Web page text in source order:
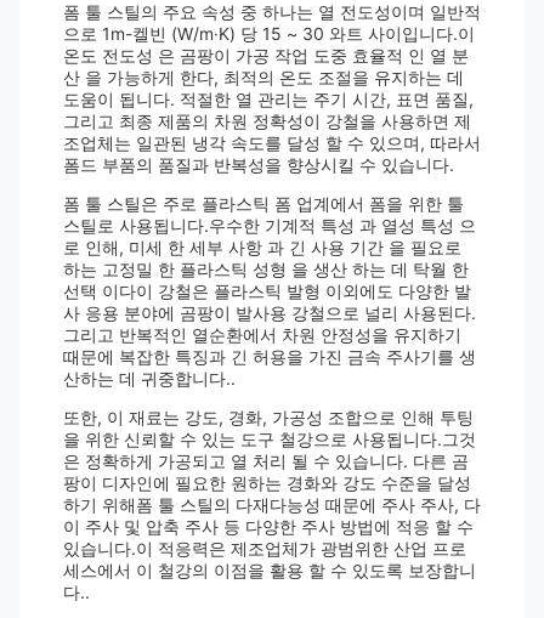
폼 툴 스틸의 주요 속성 중 하나는 열 전도성이며 일반적
으로 1m-켈빈 (W/m·K) 당 15 ~ 30 와트 사이입니다.이
온도 전도성 은 곰팡이 가공 작업 도중 효율적 인 열 분
산 을 가능하게 한다, 최적의 온도 조절을 유지하는 데
도움이 됩니다. 적절한 열 관리는 주기 시간, 표면 품질,
그리고 최종 제품의 차원 정확성이 강철을 사용하면 제
조업체는 일관된 냉각 속도를 달성 할 수 있으며, 따라서
폼드 부품의 품질과 반복성을 향상시킬 수 있습니다.
폼 툴 스틸은 주로 플라스틱 폼 업계에서 폼을 위한 툴
스틸로 사용됩니다.우수한 기계적 특성 과 열성 특성 으
로 인해, 미세 한 세부 사항 과 긴 사용 기간 을 필요로
하는 고정밀 한 플라스틱 성형 을 생산 하는 데 탁월 한
선택 이다이 강철은 플라스틱 발형 이외에도 다양한 발
사 응용 분야에 곰팡이 발사용 강철으로 널리 사용된다.
그리고 반복적인 열순환에서 차원 안정성을 유지하기
때문에 복잡한 특징과 긴 허용을 가진 금속 주사기를 생
산하는 데 귀중합니다..
또한, 이 재료는 강도, 경화, 가공성 조합으로 인해 투팅
을 위한 신뢰할 수 있는 도구 철강으로 사용됩니다.그것
은 정확하게 가공되고 열 처리 될 수 있습니다. 다른 곰
팡이 디자인에 필요한 원하는 경화와 강도 수준을 달성
하기 위해폼 툴 스틸의 다재다능성 때문에 주사 주사, 다
이 주사 및 압축 주사 등 다양한 주사 방법에 적응 할 수
있습니다.이 적응력은 제조업체가 광범위한 산업 프로
세스에서 이 철강의 이점을 활용 할 수 있도록 보장합니
다..